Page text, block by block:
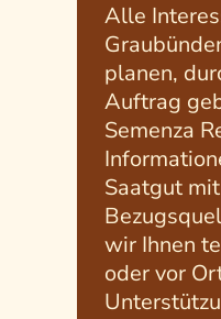
Alle
planen,
Auftrag
Semenza
Saatgut
wir Ihnen
oder vor